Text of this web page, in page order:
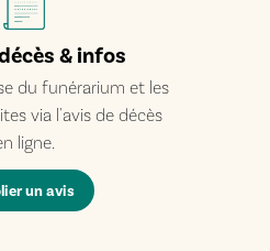
& infos
du funérarium et les
via l'avis de décès
ligne.
un avis